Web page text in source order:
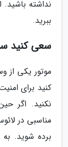
نداشته
ببرید.
سعی کنید
موتور یکی از
کنید برای
نکنید. اگر
مناسبی در
برده شوید.